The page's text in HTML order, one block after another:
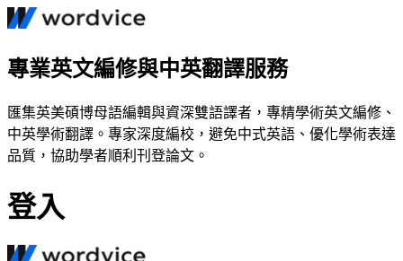
專業英文編修與中英翻譯服務
匯集英美碩博母語編輯與資深雙語譯者，專精學術英文編修、
中英學術翻譯。專家深度編校，避免中式英語、優化學術表達
品質，協助學者順利刊登論文。
登入